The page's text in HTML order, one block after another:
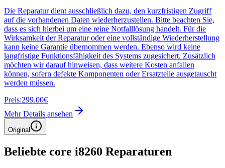
Die Reparatur dient ausschließlich dazu, den kurzfristigen Zugriff
auf die vorhandenen Daten wiederherzustellen. Bitte beachten Sie,
dass es sich hierbei um eine reine Notfalllösung handelt. Für die
Wirksamkeit der Reparatur oder eine vollständige Wiederherstellung
kann keine Garantie übernommen werden. Ebenso wird keine
langfristige Funktionsfähigkeit des Systems zugesichert. Zusätzlich
möchten wir darauf hinweisen, dass weitere Kosten anfallen
können, sofern defekte Komponenten oder Ersatzteile ausgetauscht
werden müssen.
Preis:299.00€
Mehr Details ansehen
Original
Beliebte core i8260 Reparaturen